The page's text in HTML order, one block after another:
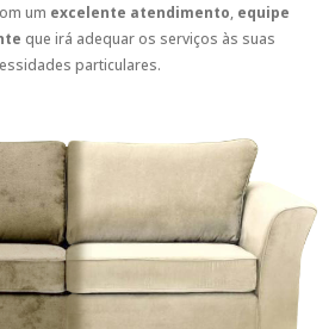
um excelente atendimento, equipe
que irá adequar os serviços às suas
particulares.